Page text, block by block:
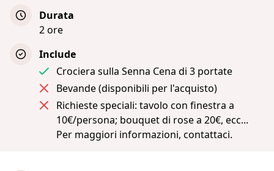
Durata
2 ore
Include
Crociera sulla Senna Cena di 3 portate
Bevande (disponibili per l'acquisto)
Richieste speciali: tavolo con finestra a
10€/persona; bouquet di rose a 20€, ecc...
Per maggiori informazioni, contattaci.